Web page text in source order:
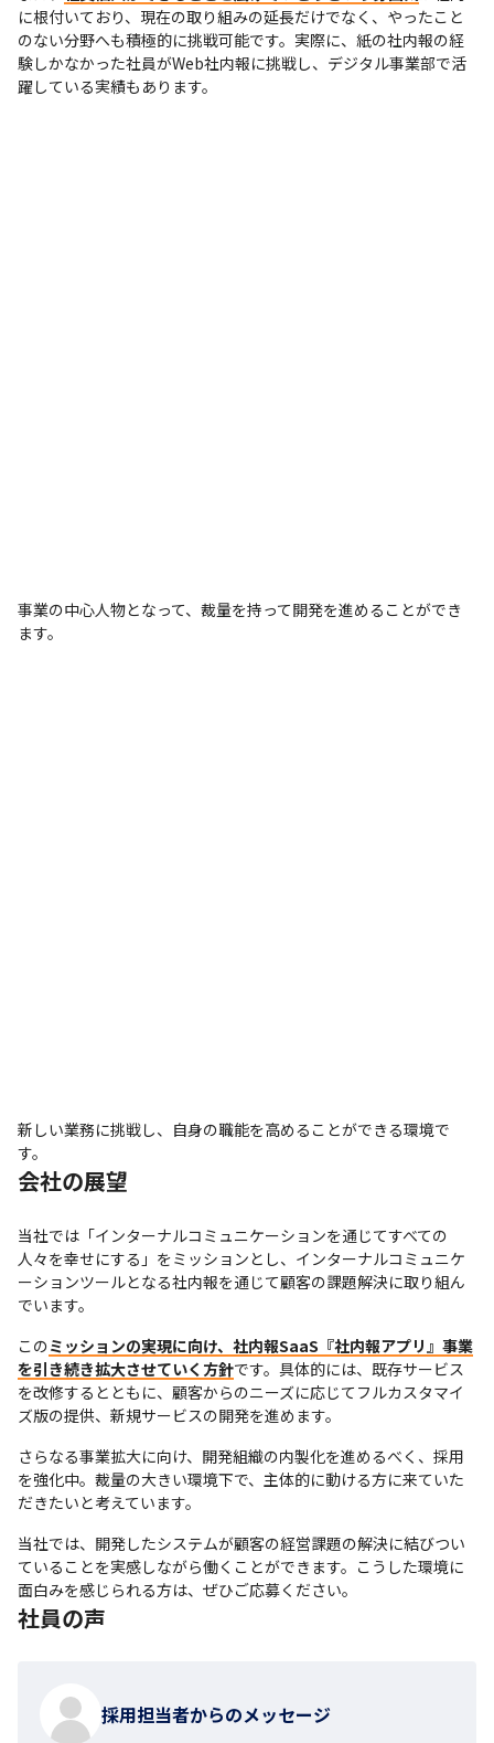
に根付いており、現在の取り組みの延長だけでなく、やったこと
のない分野へも積極的に挑戦可能です。実際に、紙の社内報の経
験しかなかった社員がWeb社内報に挑戦し、デジタル事業部で活
躍している実績もあります。
事業の中心人物となって、裁量を持って開発を進めることができ
ます。
新しい業務に挑戦し、自身の職能を高めることができる環境で
す。
会社の展望
当社では「インターナルコミュニケーションを通じてすべての
人々を幸せにする」をミッションとし、インターナルコミュニケ
ーションツールとなる社内報を通じて顧客の課題解決に取り組ん
でいます。
このミッションの実現に向け、社内報SaaS『社内報アプリ』事業
を引き続き拡大させていく方針です。具体的には、既存サービス
を改修するとともに、顧客からのニーズに応じてフルカスタマイ
ズ版の提供、新規サービスの開発を進めます。
さらなる事業拡大に向け、開発組織の内製化を進めるべく、採用
を強化中。裁量の大きい環境下で、主体的に動ける方に来ていた
だきたいと考えています。
当社では、開発したシステムが顧客の経営課題の解決に結びつい
ていることを実感しながら働くことができます。こうした環境に
面白みを感じられる方は、ぜひご応募ください。
社員の声
採用担当者からのメッセージ